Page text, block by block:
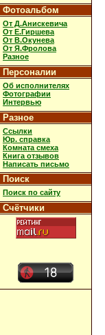
Фотоальбом
От Д.Анискевича
От Е.Гиршева
От В.Окунева
От Я.Фролова
Разное
Персоналии
Об исполнителях
Фотографии
Интервью
Разное
Ссылки
Юр. справка
Комната смеха
Книга отзывов
Написать письмо
Поиск
Поиск по сайту
Счётчики